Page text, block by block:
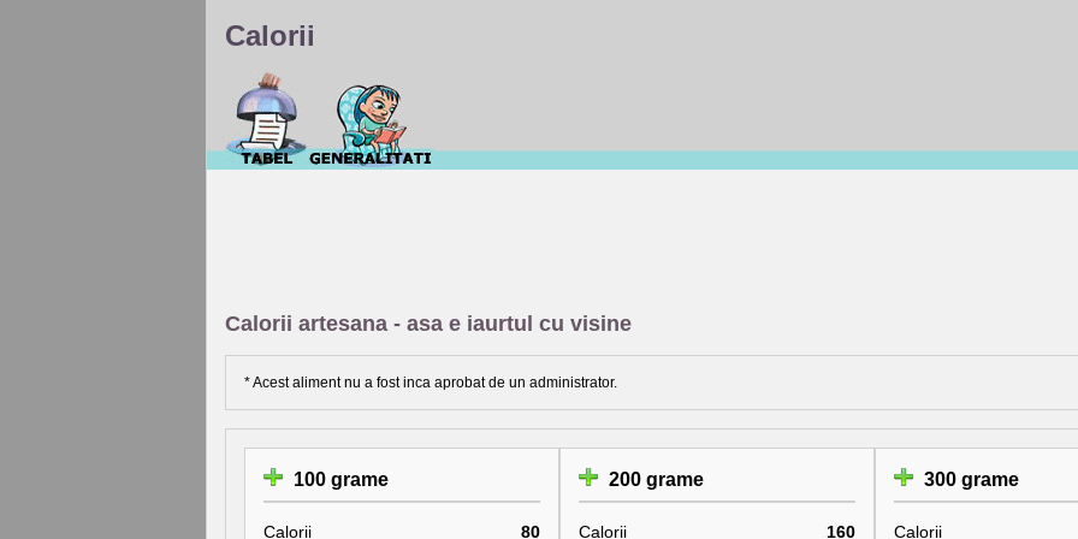
Calorii
Calorii artesana - asa e iaurtul cu visine
* Acest aliment nu a fost inca aprobat de un administrator.
100 grame
Calorii 80
200 grame
Calorii 160
300 grame
Calorii